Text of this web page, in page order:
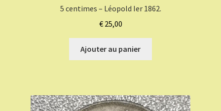
5 centimes – Léopold Ier 1862.
€25,00
Ajouter au panier